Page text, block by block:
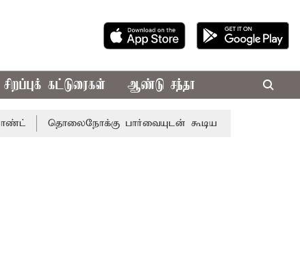
சிறப்புக் கட்டுரைகள் ஆண்டு சந்தா
தொலைநோக்கு பார்வையுடன் கூடிய வேளாண் பட்ஜெட்: